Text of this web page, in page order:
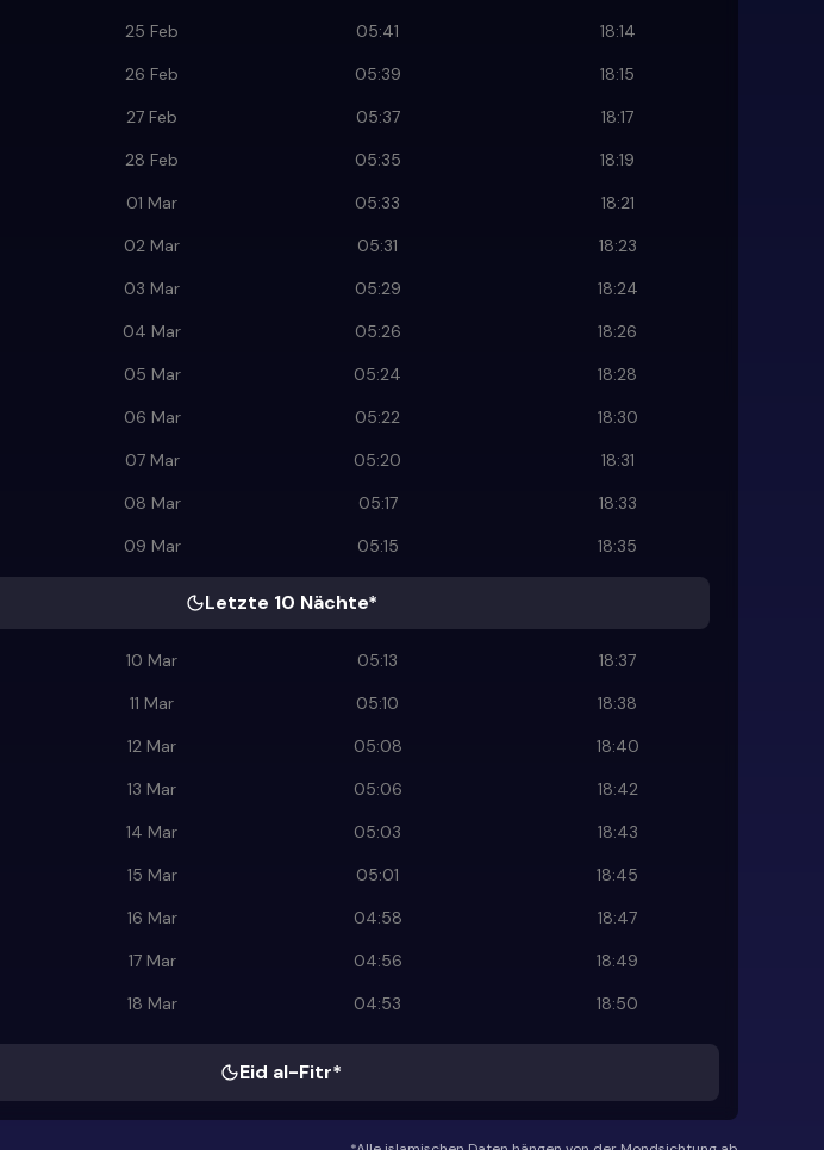
25 Feb 05:41
18:14
26 Feb 05:39
18:15
27 Feb 05:37
18:17
28 Feb 05:35
18:19
01 Mar 05:33
18:21
02 Mar 05:31
18:23
03 Mar 05:29
18:24
04 Mar 05:26
18:26
05 Mar 05:24
18:28
06 Mar 05:22
18:30
07 Mar 05:20
18:31
08 Mar 05:17
18:33
09 Mar 05:15 18:35
Letzte 10 Nächte*
10 Mar 05:13
18:37
11 Mar 05:10
18:38
12 Mar 05:08
18:40
13 Mar 05:06
18:42
14 Mar 05:03
18:43
15 Mar 05:01
18:45
16 Mar 04:58
18:47
17 Mar 04:56
18:49
18 Mar 04:53 18:50
Eid al-Fitr*